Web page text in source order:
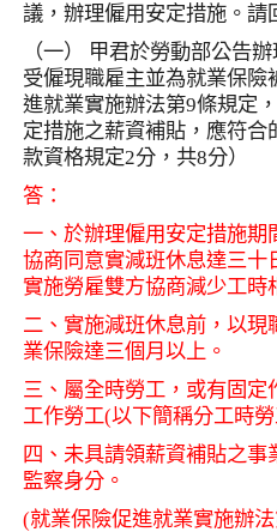
議，辦理僱用安定措施。請
（一） 甲君於勞動部公告
受僱現職雇主並為就業保險
進就業實施辦法第9條規定
定措施之薪資補貼，應符合
款資格規定2分，共8分）
答：
一、於辦理僱用安定措施期
協商同意實減班休息達三十
實施勞雇雙方協商減少工時
二、實施減班休息前，以現
業保險達三個月以上。
三、屬全時勞工，或有固
工作勞工(以下簡稱分工時勞
四、未具請領薪資補貼之
監察身分。
(就業保險促進就業實施辦